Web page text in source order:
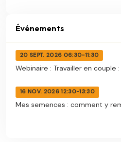
Événements
20 SEPT. 2026 06:30-11:30
Webinaire : Travailler en couple
16 NOV. 2026 12:30-13:30
Mes semences : comment y